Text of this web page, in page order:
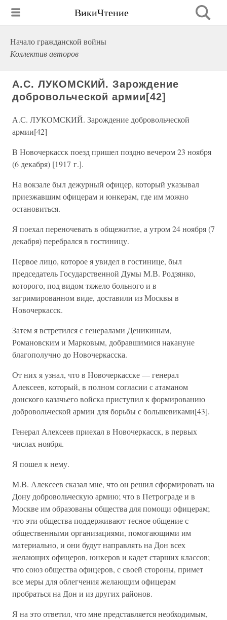
ВикиЧтение
Начало гражданской войны
Коллектив авторов
А.С. ЛУКОМСКИЙ. Зарождение
добровольческой армии[42]
А.С. ЛУКОМСКИЙ. Зарождение добровольческой
армии[42]
В Новочеркасск поезд пришел поздно вечером 23 ноября
(6 декабря) [1917 г.].
На вокзале был дежурный офицер, который указывал
приезжавшим офицерам и юнкерам, где им можно
остановиться.
Я поехал переночевать в общежитие, а утром 24 ноября (7
декабря) перебрался в гостиницу.
Первое лицо, которое я увидел в гостинице, был
председатель Государственной Думы М.В. Родзянко,
которого, под видом тяжело больного и в
загримированном виде, доставили из Москвы в
Новочеркасск.
Затем я встретился с генералами Деникиным,
Романовским и Марковым, добравшимися накануне
благополучно до Новочеркасска.
От них я узнал, что в Новочеркасске — генерал
Алексеев, который, в полном согласии с атаманом
донского казачьего войска приступил к формированию
добровольческой армии для борьбы с большевиками[43].
Генерал Алексеев приехал в Новочеркасск, в первых
числах ноября.
Я пошел к нему.
М.В. Алексеев сказал мне, что он решил сформировать на
Дону добровольческую армию; что в Петрограде и в
Москве им образованы общества для помощи офицерам;
что эти общества поддерживают тесное общение с
общественными организациями, помогающими им
материально, и они будут направлять на Дон всех
желающих офицеров, юнкеров и кадет старших классов;
что союз общества офицеров, с своей стороны, примет
все меры для облегчения желающим офицерам
пробраться на Дон и из других районов.
Я на это ответил, что мне представляется необходимым,